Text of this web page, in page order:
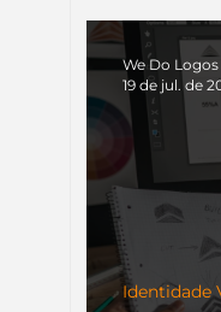
Identidade
We Do Logos
19 de jul. de